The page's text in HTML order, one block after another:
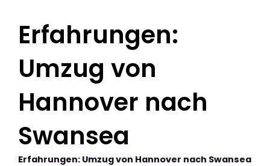
Erfahrungen:
Umzug von
Hannover nach
Swansea
Erfahrungen: Umzug von Hannover nach Swansea